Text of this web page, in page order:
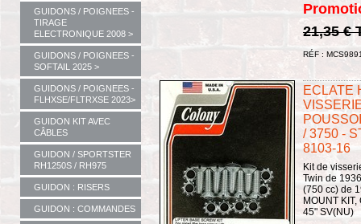
GUIDONS / POIGNEES -
TIRAGE
ELECTRONIQUE 2008 >
GUIDONS / POIGNEES -
SOFTAIL 2025 >
GUIDONS / POIGNEES -
FLHXSE/FLTRXSE 2023>
GUIDON KIT AVEC
CÂBLES
GUIDON / SPORTSTER
RH1250S / RH975
GUIDON : RISERS
GUIDON : COMMANDES
21,35 €
RÉF :
ECLATE
/ 3750 -
8103-16
Kit de
Twin de
(750 cc) de
MOUNT
45" SV(NU)